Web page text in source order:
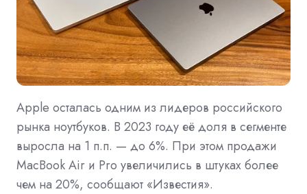
Apple осталась одним из лидеров российского
рынка ноутбуков. В 2023 году её доля в сегменте
выросла на 1 п.п. — до 6%. При этом продажи
MacBook Air и Pro увеличились в штуках более
чем на 20%, сообщают «Известия».